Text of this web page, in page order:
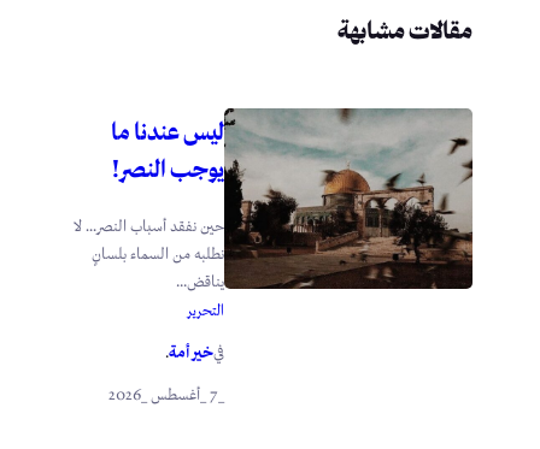
مقالات مشابهة
ليس عندنا ما
يوجب النصر!
حين نفقد أسباب النصر… لا
نطلبه من السماء بلسانٍ
يناقض...
التحرير
فيخير أمة.